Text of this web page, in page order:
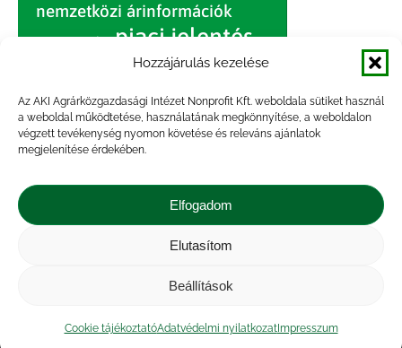
Hozzájárulás kezelése
Az AKI Agrárközgazdasági Intézet Nonprofit Kft. weboldala sütiket használ
a weboldal működtetése, használatának megkönnyítése, a weboldalon
végzett tevékenység nyomon követése és releváns ajánlatok
megjelenítése érdekében.
Elfogadom
Elutasítom
Beállítások
Cookie tájékoztatóAdatvédelmi nyilatkozatImpresszum
nemzetközi árinformációk
piac piaci jelentés
sertés sertéshús
szarvasmarha termelés termelői
ár tojás világpiac
vágóbárány
vágómarha vágósertés
Kapcsolat |
tájékoztató